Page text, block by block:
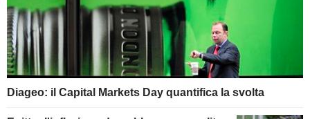
Diageo: il Capital Markets Day quantifica la svolta